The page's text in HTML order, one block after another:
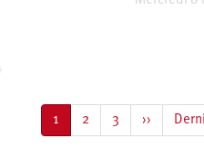
Page
courante
1 Page
2 Page
3
Page
suivante
››
page